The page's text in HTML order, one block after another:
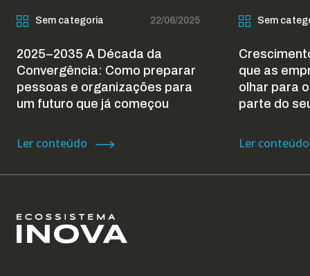
Sem categoria 22/06/2025
2025–2035 A Década da
Convergência: Como preparar
pessoas e organizações para
um futuro que já começou
Ler conteúdo
Sem
que as
olhar para
parte do
Ler conteúdo